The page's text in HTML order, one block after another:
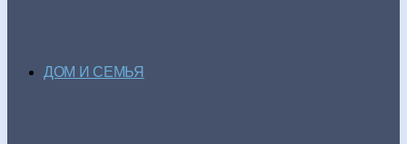
ДОМ И СЕМЬЯ